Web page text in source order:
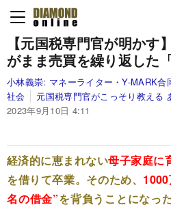
【元国税専門官が明かす】
がまま売買を繰り返した
小林義崇: マネーライター・Y-MARK合
社会
元国税専門官がこっそり教える
2023年9月10日 4:11
経済的に恵まれない母子家庭に
を借りて卒業。そのため、
名の借金”を背負うことになっ